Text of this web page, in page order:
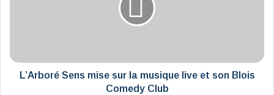
son
BloisL’Arboré Sens mise sur la musique live et son Blois
Comedy Club